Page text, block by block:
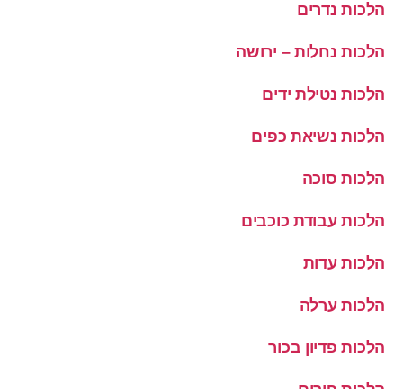
הלכות נדרים
הלכות נחלות – ירושה
הלכות נטילת ידים
הלכות נשיאת כפים
הלכות סוכה
הלכות עבודת כוכבים
הלכות עדות
הלכות ערלה
הלכות פדיון בכור